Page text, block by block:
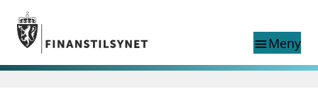
Gå til hovedinnhold
Gå til søkesiden
menuMeny